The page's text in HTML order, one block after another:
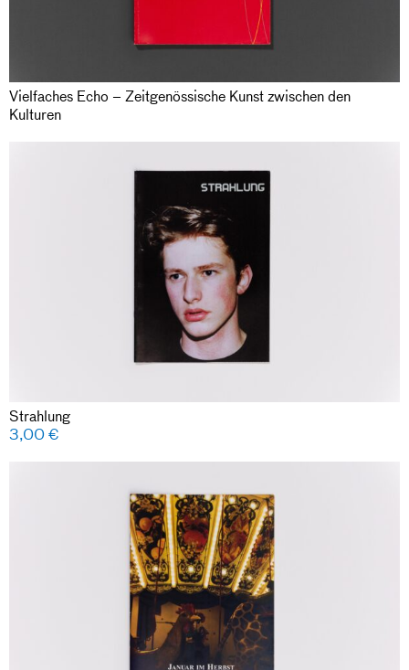
Vielfaches Echo – Zeitgenössische Kunst zwischen den
Kulturen
Strahlung
3,00€